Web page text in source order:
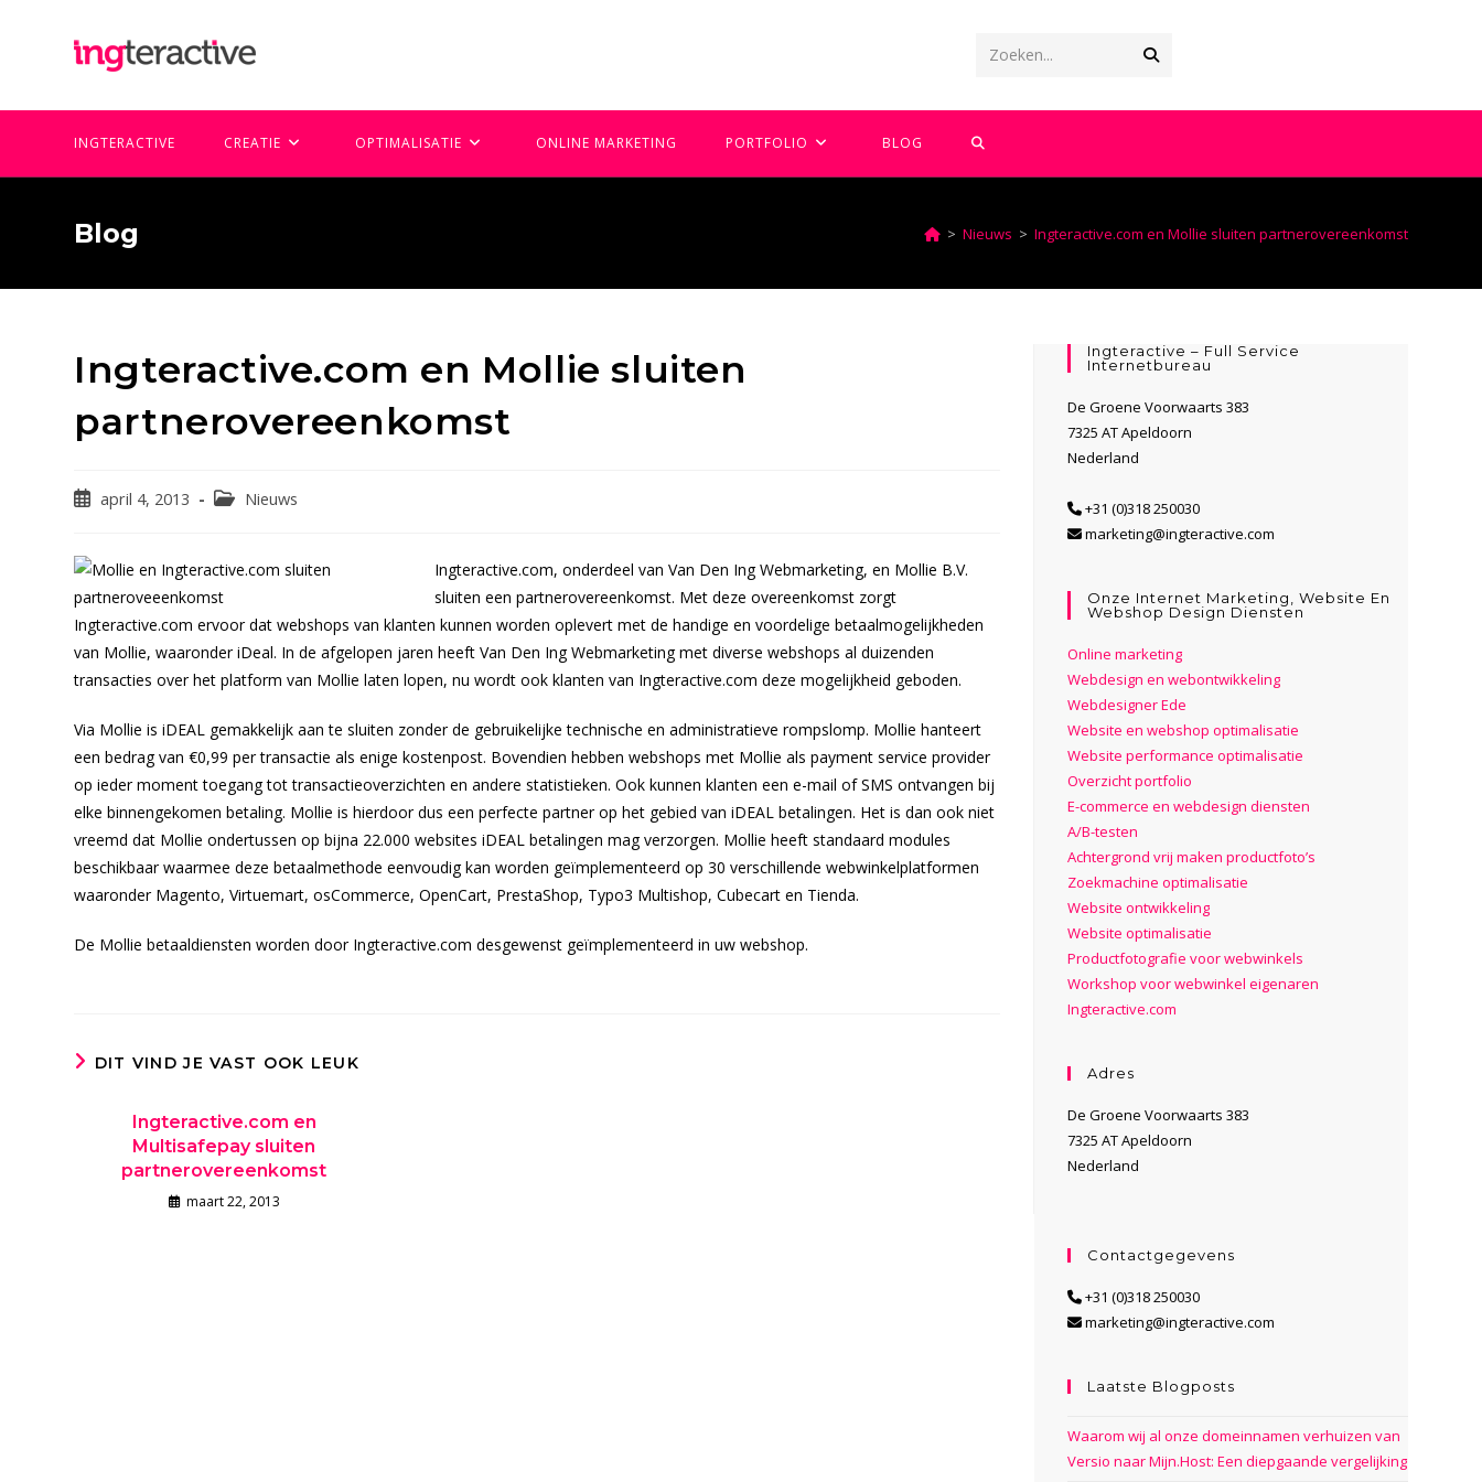
Zoeken...
INGTERACTIVE CREATIE OPTIMALISATIE ONLINE MARKETING PORTFOLIO BLOG TOGGLE
Blog > Nieuws > Ingteractive.com en Mollie sluiten partnerovereenkomst
Ingteractive.com en Mollie sluiten
partnerovereenkomst
Berichtapril 4, 2013 Berichtcategorie:
Nieuws
Ingteractive.com, onderdeel van Van Den Ing Webmarketing, en Mollie B.V.
sluiten een partnerovereenkomst. Met deze overeenkomst zorgt
Ingteractive.com ervoor dat webshops van klanten kunnen worden oplevert met de handige en voordelige betaalmogelijkheden
van Mollie, waaronder iDeal. In de afgelopen jaren heeft Van Den Ing Webmarketing met diverse webshops al duizenden
transacties over het platform van Mollie laten lopen, nu wordt ook klanten van Ingteractive.com deze mogelijkheid geboden.
Via Mollie is iDEAL gemakkelijk aan te sluiten zonder de gebruikelijke technische en administratieve rompslomp. Mollie hanteert
een bedrag van €0,99 per transactie als enige kostenpost. Bovendien hebben webshops met Mollie als payment service provider
op ieder moment toegang tot transactieoverzichten en andere statistieken. Ook kunnen klanten een e-mail of SMS ontvangen bij
elke binnengekomen betaling. Mollie is hierdoor dus een perfecte partner op het gebied van iDEAL betalingen. Het is dan ook niet
vreemd dat Mollie ondertussen op bijna 22.000 websites iDEAL betalingen mag verzorgen. Mollie heeft standaard modules
beschikbaar waarmee deze betaalmethode eenvoudig kan worden geïmplementeerd op 30 verschillende webwinkelplatformen
waaronder Magento, Virtuemart, osCommerce, OpenCart, PrestaShop, Typo3 Multishop, Cubecart en Tienda.
De Mollie betaaldiensten worden door Ingteractive.com desgewenst geïmplementeerd in uw webshop.
DIT VIND JE VAST OOK LEUK
Ingteractive.com en
Multisafepay sluiten
partnerovereenkomst
maart 22, 2013
Ingteractive – Full Service
Internetbureau
De Groene Voorwaarts 383
7325 AT Apeldoorn
Nederland
+31 (0)318 250030
marketing@ingteractive.com
Onze Internet Marketing, Website En
Webshop Design Diensten
Online marketing
Webdesign en webontwikkeling
Webdesigner Ede
Website en webshop optimalisatie
Website performance optimalisatie
Overzicht portfolio
E-commerce en webdesign diensten
A/B-testen
Achtergrond vrij maken productfoto’s
Zoekmachine optimalisatie
Website ontwikkeling
Website optimalisatie
Productfotografie voor webwinkels
Workshop voor webwinkel eigenaren
Ingteractive.com
Adres
De Groene Voorwaarts 383
7325 AT Apeldoorn
Nederland
Contactgegevens
+31 (0)318 250030
marketing@ingteractive.com
Laatste Blogposts
Waarom wij al onze domeinnamen verhuizen van
Versio naar Mijn.Host: Een diepgaande vergelijking